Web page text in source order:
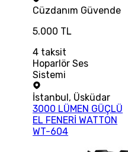
Cüzdanım Güvende
5.000 TL
4 taksit
Hoparlör Ses
Sistemi
İstanbul , Üsküdar
3000 LÜMEN GÜÇLÜ
EL FENERİ WATTON
WT-604